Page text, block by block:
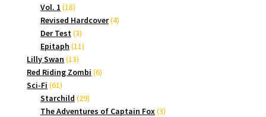
Vol. 1 1818
Produkte
Revised Hardcover 44
Der Test 33
Produkte
Epitaph 1111
Lilly Swan 1313
Produkte
Red Riding Zombi 66
Sci-Fi 6161
Produkte
Starchild 2929
Produkte
The Adventures of Captain Fox 33